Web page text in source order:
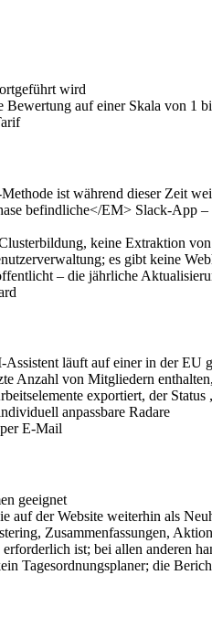
wird
Bewertung auf einer Skala von 1
ist während dieser Zeit
befindliche</EM> Slack-App
keine Extraktion
es gibt keine
– die jährliche
läuft auf einer in der EU
Anzahl von Mitgliedern
exportiert, der
anpassbare Radare
E-Mail
geeignet
der Website weiterhin als
Zusammenfassungen,
ist; bei allen anderen
die